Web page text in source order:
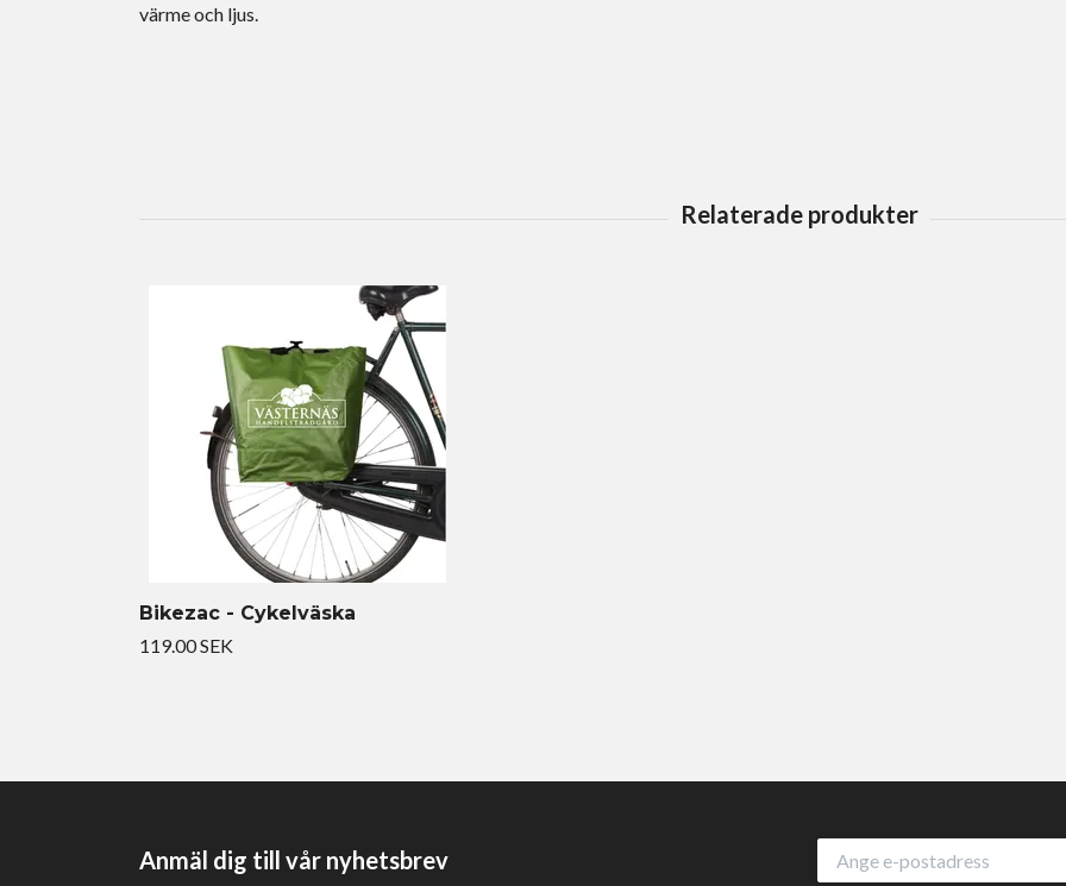
värme och ljus.
Bikezac - Cykelväska
119.00 SEK
Anmäl dig till vår nyhetsbrev